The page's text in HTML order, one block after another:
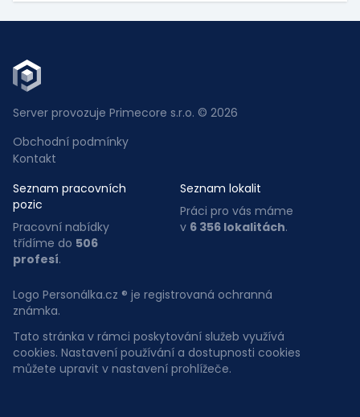
Server provozuje Primecore s.r.o. © 2026
Obchodní podmínky
Kontakt
Seznam pracovních
pozic
Pracovní nabídky
třídíme do 506
profesí.
Seznam lokalit
Práci pro vás máme
v 6 356 lokalitách.
Logo Personálka.cz ® je registrovaná ochranná
známka.
Tato stránka v rámci poskytování služeb využívá
cookies. Nastavení používání a dostupnosti cookies
můžete upravit v nastavení prohlížeče.